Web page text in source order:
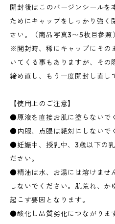
開封後はこのバージンシールを
ためにキャップをしっかり強く
さい。（商品写真3〜5枚目参照）
※開封時、稀にキャップにその
いてくる事もありますが、その
締め直し、もう一度開封し直
【使用上のご注意】
●原液を直接お肌に塗らないで
●内服、点眼は絶対にしないで
●妊娠中、授乳中、3歳以下の
ださい。
●精油は水、お湯には溶けませ
しないでください。肌荒れ、
起こす要因となります。
●酸化し品質劣化につながりま